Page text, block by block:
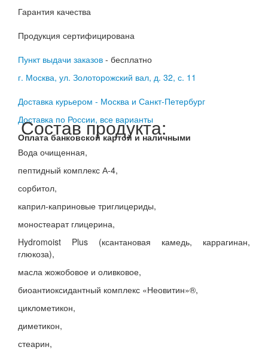
Гарантия качества
Продукция сертифицирована
Пункт выдачи заказов - бесплатно
г. Москва, ул. Золоторожский вал, д. 32, с. 11
Доставка курьером - Москва и Санкт-Петербург
Доставка по России, все варианты
Оплата банковской картой и наличными
Состав продукта:
Вода очищенная,
пептидный комплекс А-4,
сорбитол,
каприл-каприновые триглицериды,
моностеарат глицерина,
Hydromoist Plus (ксантановая камедь, каррагинан,
глюкоза),
масла жожобовое и оливковое,
биоантиоксидантный комплекс «Неовитин»®,
циклометикон,
диметикон,
стеарин,